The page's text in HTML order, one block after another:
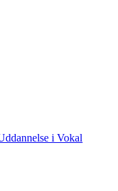
i Vokal